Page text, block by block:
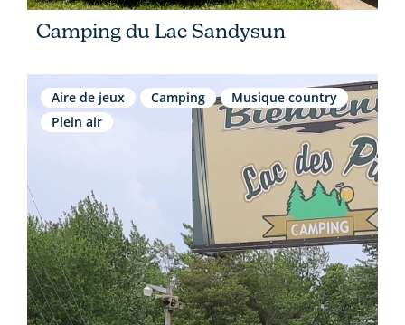
Camping du Lac Sandysun
Aire de jeux Camping
Musique country
Plein air